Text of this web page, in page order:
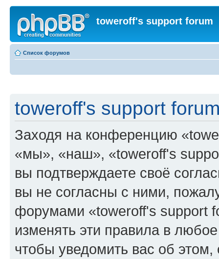
toweroff's support forum
Список форумов
toweroff's support
Заходя на конференцию
«мы», «наш», «toweroff's
вы подтверждаете своё
вы не согласны с ними,
форумами «toweroff's support
изменять эти правила в
чтобы уведомить вас об